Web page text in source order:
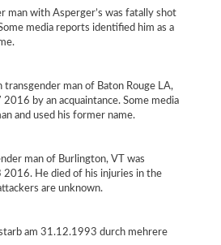
man with Asperger’s was fatally shot
media reports identified him as a
man of Baton Rouge LA,
by an acquaintance. Some media
and used his former name.
man of Burlington, VT was
2016. He died of his injuries in the
are unknown.
am 31.12.1993 durch mehrere